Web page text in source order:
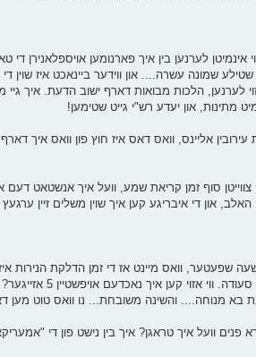
לערנען בין איך פארנומען אויספלאנירן די
שמונה עשרה.... און ווידער ביינאכט איז שוין
לערנען, הלכות מבואות דארף ישוב הדעת. איך גיי
מתינות, און יעדע רש"י גייט שטימען!
לוח, איך דארף דא אויפקומען מיט כאטשיג 6 שעה אויף מסכת עירובין אליינס, וואס דאס איז
און די איבריגע קען איך שוין משלים זיין ערגעץ
שפעטער, וואס מיינט אז די זמן הדלקת הנירות
אכט! דאס מיינט אטאמאטיש אז פאר
בא מנוחה.... והשינה משובחת... נו וואס טוט מען
וועל איך טראגן? איך בין נישט פון די